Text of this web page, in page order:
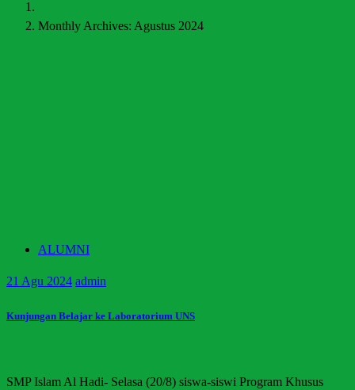
Monthly Archives: Agustus 2024
ALUMNI
21 Agu 2024 admin
Kunjungan Belajar ke Laboratorium UNS
SMP Islam Al Hadi- Selasa (20/8) siswa-siswi Program Khusus